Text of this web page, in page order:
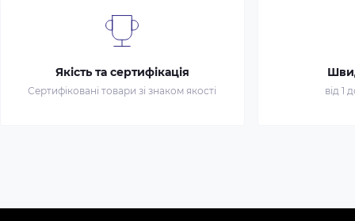
Якість та сертифікація
Сертифіковані товари зі знаком якості від 1